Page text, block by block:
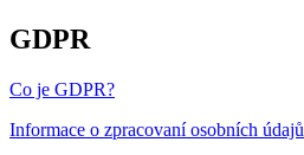
GDPR
Co je GDPR?
Informace o zpracovaní osobních údajů